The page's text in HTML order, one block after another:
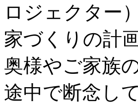
ロジェクター
家づくりの計
奥様やご家族
途中で断念し